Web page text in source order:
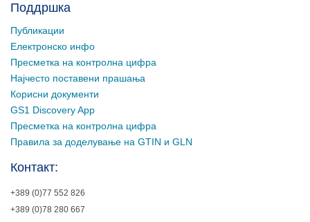
Поддршка
Публикации
Електронско инфо
Пресметка на контролна цифра
Најчесто поставени прашања
Корисни документи
GS1 Discovery App
Пресметка на контролна цифра
Правила за доделување на GTIN и GLN
Контакт:
+389 (0)77 552 826
+389 (0)78 280 667